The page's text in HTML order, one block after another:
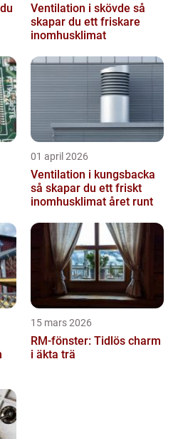
Ventilation i skövde så
skapar du ett friskare
inomhusklimat
01 april 2026
Ventilation i kungsbacka
så skapar du ett friskt
inomhusklimat året runt
15 mars 2026
RM-fönster: Tidlös charm
i äkta trä